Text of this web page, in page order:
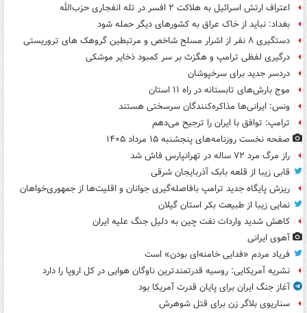
اعتراف ارتش اسرائیل به هلاکت ۲ افسر در تله انفجاری حزب‌الله
بغداد: نباید از خاک عراق به کشورهای دیگر حمله شود
دستگیری ۸ نفر از اشرار مسلح شاخص و مرتبطین گروهک های تروریستی
درگیری لفظی ترامپ و هگزث بر سر کمبود ذخایر موشکی
دردسر جدید برای سرخپوشان
موج بارش‌های تابستانه در راه ۱۱ استان
ونس: ایرانی‌ها مذاکره‌کنندگان سرسختی هستند
ترامپ: توافق با ایران را ترجیح می‌دهم
صفحه نخست روزنامه‌های پنجشنبه ۱۵ مرداد ۱۴۰۵
راز مرگ مرد ۷۲ ساله در تهرانپارس فاش شد
قابی زیبا از قلعه بابک آذربایجان شرقی
ریزش پایگاه جدید ترامپ بافاصله‌گیری جوانان و اقلیت‌ها از جمهوری‌خواهان
نمایی زیبا از طبیعت بکر استان گیلان
کاهش شدید واردات نفت چین به دلیل جنگ علیه ایران
آهوی ایرانی
فریاد مردم «فدایی خامنه‌ای بودن» است
نشریه آمریکایی: روسیه قدرتمندترین ناوگان هوایی در کل اروپا را دارد
آغاز جنگ ایران برای پایان قدرت آمریکا بود
سناریوی بلاگر زن برای قتل شوهرش